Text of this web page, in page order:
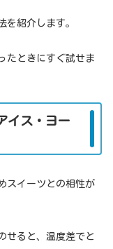
を紹介します。
たときにすぐ試せま
イス・ヨー
スイーツとの相性が
せると、温度差でと